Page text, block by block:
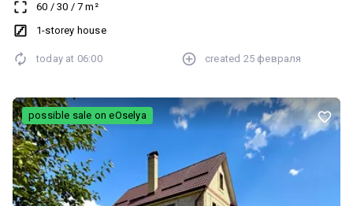
кондиціонер - бойлер - електро котел Взимку опалюється,
зручне місце розташування! Ключі в АН
60 / 30 / 7 m²
1-storey house
today at 06:00 created 25 февраля
possible sale on eOselya